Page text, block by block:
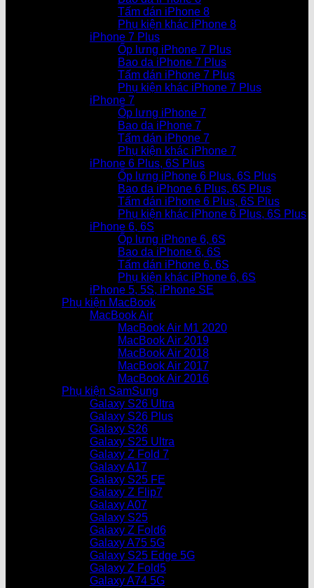
Tấm dán iPhone 8
Phụ kiện khác iPhone 8
iPhone 7 Plus
Ốp lưng iPhone 7 Plus
Bao da iPhone 7 Plus
Tấm dán iPhone 7 Plus
Phụ kiện khác iPhone 7 Plus
iPhone 7
Ốp lưng iPhone 7
Bao da iPhone 7
Tấm dán iPhone 7
Phụ kiện khác iPhone 7
iPhone 6 Plus, 6S Plus
Ốp lưng iPhone 6 Plus, 6S Plus
Bao da iPhone 6 Plus, 6S Plus
Tấm dán iPhone 6 Plus, 6S Plus
Phụ kiện khác iPhone 6 Plus, 6S Plus
iPhone 6, 6S
Ốp lưng iPhone 6, 6S
Bao da iPhone 6, 6S
Tấm dán iPhone 6, 6S
Phụ kiện khác iPhone 6, 6S
iPhone 5, 5S, iPhone SE
Phụ kiện MacBook
MacBook Air
MacBook Air M1 2020
MacBook Air 2019
MacBook Air 2018
MacBook Air 2017
MacBook Air 2016
Phụ kiện SamSung
Galaxy S26 Ultra
Galaxy S26 Plus
Galaxy S26
Galaxy S25 Ultra
Galaxy Z Fold 7
Galaxy A17
Galaxy S25 FE
Galaxy Z Flip7
Galaxy A07
Galaxy S25
Galaxy Z Fold6
Galaxy A75 5G
Galaxy S25 Edge 5G
Galaxy Z Fold5
Galaxy A74 5G